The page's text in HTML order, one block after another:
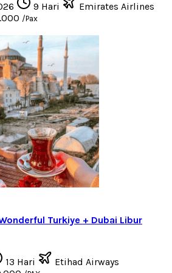
9 Hari
Emirates Airlines
/Pax
Turkiye + Dubai Libur
13 Hari
Etihad Airways